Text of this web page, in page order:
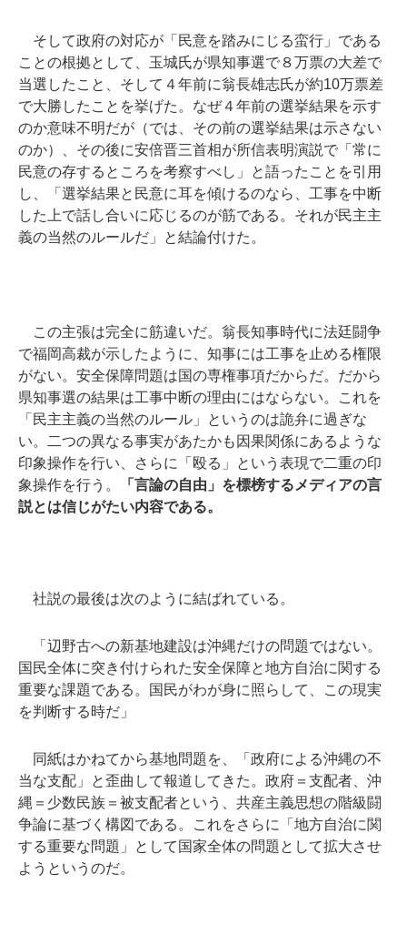
そして政府の対応が「民意を踏みにじる蛮行」である
ことの根拠として、玉城氏が県知事選で８万票の大差で
当選したこと、そして４年前に翁長雄志氏が約10万票差
で大勝したことを挙げた。なぜ４年前の選挙結果を示す
のか意味不明だが（では、その前の選挙結果は示さない
のか）、その後に安倍晋三首相が所信表明演説で「常に
民意の存するところを考察すべし」と語ったことを引用
し、「選挙結果と民意に耳を傾けるのなら、工事を中断
した上で話し合いに応じるのが筋である。それが民主主
義の当然のルールだ」と結論付けた。
この主張は完全に筋違いだ。翁長知事時代に法廷闘争
で福岡高裁が示したように、知事には工事を止める権限
がない。安全保障問題は国の専権事項だからだ。だから
県知事選の結果は工事中断の理由にはならない。これを
「民主主義の当然のルール」というのは詭弁に過ぎな
い。二つの異なる事実があたかも因果関係にあるような
印象操作を行い、さらに「殴る」という表現で二重の印
象操作を行う。
「言論の自由」を標榜するメディアの言
説とは信じがたい内容である。
社説の最後は次のように結ばれている。
「辺野古への新基地建設は沖縄だけの問題ではない。
国民全体に突き付けられた安全保障と地方自治に関する
重要な課題である。国民がわが身に照らして、この現実
を判断する時だ」
同紙はかねてから基地問題を、「政府による沖縄の不
当な支配」と歪曲して報道してきた。政府＝支配者、沖
縄＝少数民族＝被支配者という、共産主義思想の階級闘
争論に基づく構図である。これをさらに「地方自治に関
する重要な問題」として国家全体の問題として拡大させ
ようというのだ。